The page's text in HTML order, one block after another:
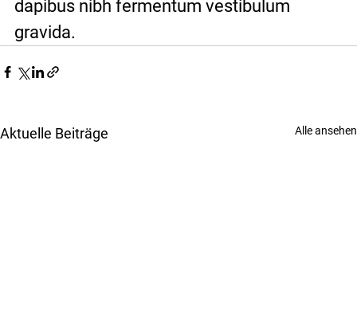
dapibus nibh fermentum vestibulum
gravida.
Aktuelle Beiträge Alle ansehen